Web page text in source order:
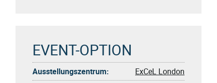
EVENT-OPTION
Ausstellungszentrum:
ExCeL London